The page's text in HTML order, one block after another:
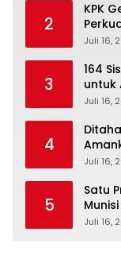
2
KPK
Juli 16,
3
164
untuk
Juli 16,
4
2026
Juli 16,
5
Satu
Juli 16,